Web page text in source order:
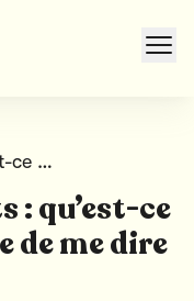
Qu’est-ce que mon chat essaie de me dire ?
: qu’est-ce
de me dire